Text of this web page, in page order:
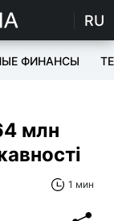
RU
ФИНАНСЫ
млн
1 мин